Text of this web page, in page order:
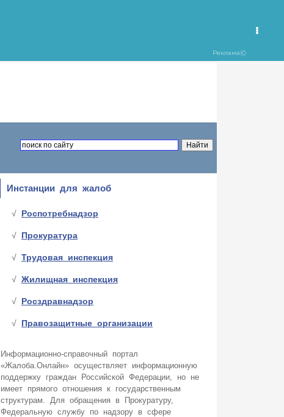
Инстанции для жалоб
Роспотребнадзор
Прокуратура
Трудовая инспекция
Жилищная инспекция
Росздравнадзор
Правозащитные организации
Информационно-справочный портал
«Жалоба.Онлайн» осуществляет информационную
поддержку граждан Российской Федерации, но не
имеет прямого отношения к государственным
структурам. Для обращения в Прокуратуру,
Федеральную службу по надзору в сфере